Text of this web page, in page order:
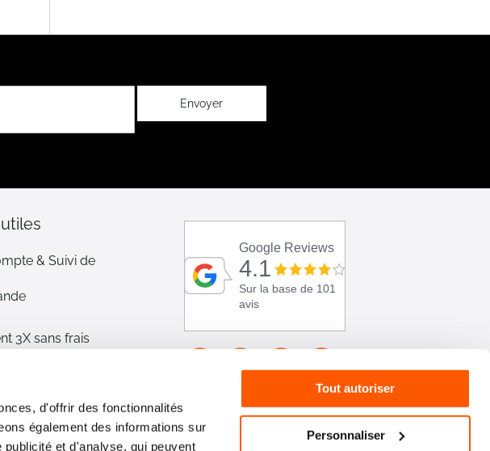
d'offrir des fonctionnalités
également des informations sur
et d'analyse, qui peuvent
Tout autoriser
Personnaliser
Envoyer
& Suivi de
3X sans frais
Google Reviews
4.1
Sur la base de 101
avis